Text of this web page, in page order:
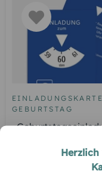
GEBURTSTAG